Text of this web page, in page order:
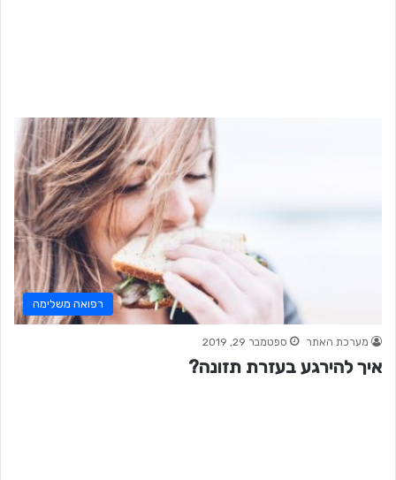
רפואה משלימה
מערכת האתר ספטמבר 29, 2019
איך להירגע בעזרת תזונה?